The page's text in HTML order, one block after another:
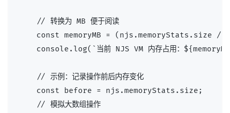
    // 转换为 MB 便于阅读
const memoryMB = (njs.memoryStats.size /
console.log(`当前 NJS VM 内存占用：
    // 示例：记录操作前后内存变化
    const before = njs.memoryStats.size;
    // 模拟大数组操作